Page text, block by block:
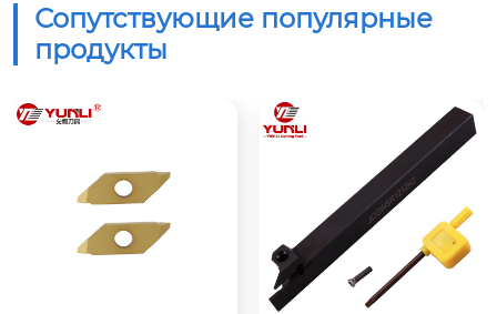
Сопутствующие популярные
продукты